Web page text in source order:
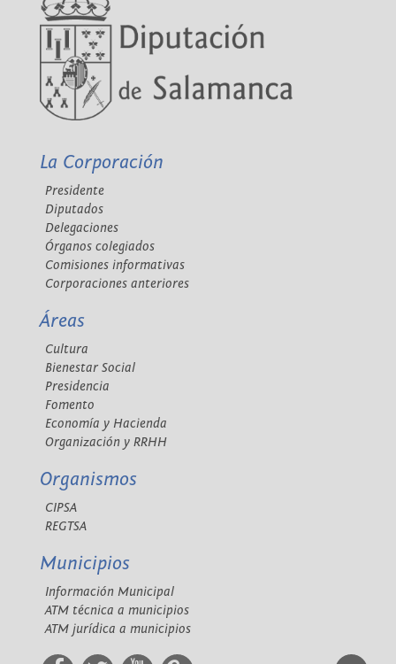
La Corporación
Presidente
Diputados
Delegaciones
Órganos colegiados
Comisiones informativas
Corporaciones anteriores
Áreas
Cultura
Bienestar Social
Presidencia
Fomento
Economía y Hacienda
Organización y RRHH
Organismos
CIPSA
REGTSA
Municipios
Información Municipal
ATM técnica a municipios
ATM jurídica a municipios